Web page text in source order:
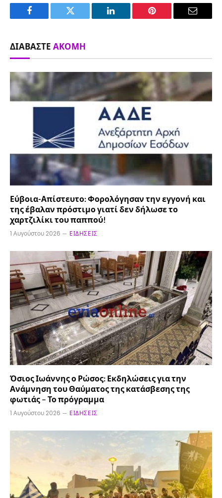
Facebook Twitter LinkedIn Pinterest Email
ΔΙΑΒΆΣΤΕ ΑΚΌΜΗ
Εύβοια-Απίστευτο: Φορολόγησαν την εγγονή και
της έβαλαν πρόστιμο γιατί δεν δήλωσε το
χαρτζιλίκι του παππού!
1 Αυγούστου 2026 ΕΙΔΉΣΕΙΣ
Όσιος Ιωάννης ο Ρώσος: Εκδηλώσεις για την
Ανάμνηση του Θαύματος της κατάσβεσης της
φωτιάς – Το πρόγραμμα
1 Αυγούστου 2026 ΕΙΔΉΣΕΙΣ